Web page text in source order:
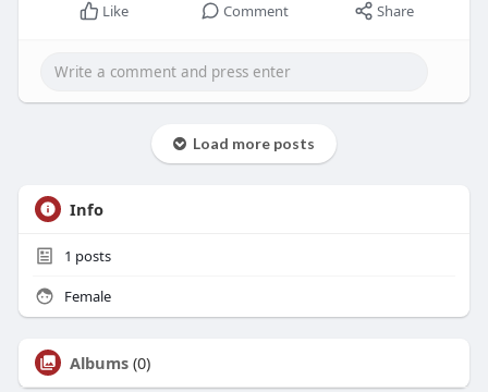
Like Comment Share
Load more posts
Info
1 posts
Female
Albums (0)